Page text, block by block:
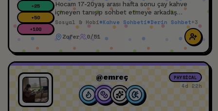
+25
+50
+100
Hocam 17-20yaş arası hafta sonu çay kahve
içmeyen tanışıp sohbet etmeye arkadaş
atıyorum 50cc cup var motor yoksa sıkıntı yok
kaskını ayarla gerisi tamam
Sosyal & Hobi#Kahve Sohbeti#Derin Sohbet+3
Zafer 0/51
@emreç PHYSICAL
4d 22h